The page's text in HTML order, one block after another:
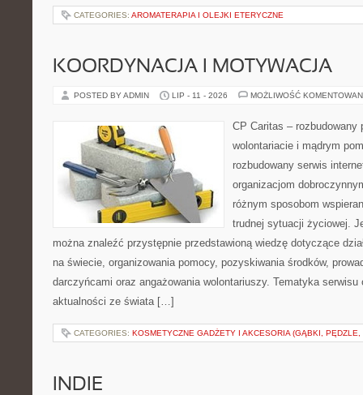
CATEGORIES: AROMATERAPIA I OLEJKI ETERYCZNE
KOORDYNACJA I MOTYWACJA
POSTED BY ADMIN LIP - 11 - 2026 MOŻLIWOŚĆ
CP Caritas – rozbudowany
wolontariacie i mądrym
rozbudowany serwis
organizacjom
różnym sposobom
trudnej sytuacji życiowej.
można znaleźć przystępnie przedstawioną wiedzę dotyczące
na świecie, organizowania pomocy, pozyskiwania środków,
darczyńcami oraz angażowania wolontariuszy. Tematyka
aktualności ze świata […]
CATEGORIES: KOSMETYCZNE GADŻETY I AKCESORIA (GĄBKI, PĘDZLE,
INDIE